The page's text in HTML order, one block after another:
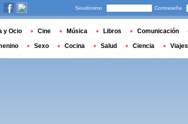
Seudónimo Contraseña
y Ocio Cine Música Libros Comunicación
Sexo Cocina Salud Ciencia Viajes